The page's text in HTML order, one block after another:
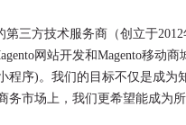
第三方技术服务商（创立于
网站开发和Magento移动商
程序)。我们的目标不仅是成为
务市场上，我们更希望能成为